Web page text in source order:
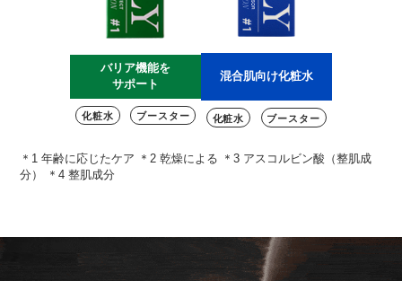
バリア機能を
サポート
化粧水 ブースター
混合肌向け化粧水
化粧水 ブースター
＊1 年齢に応じたケア ＊2 乾燥による ＊3 アスコルビン酸（整肌成
分） ＊4 整肌成分